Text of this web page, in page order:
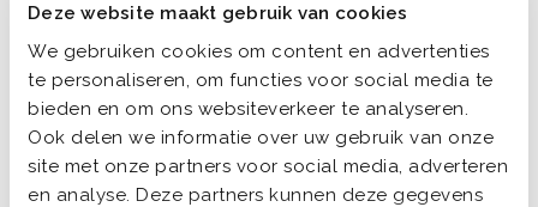
Deze website maakt gebruik van cookies
We gebruiken cookies om content en advertenties
te personaliseren, om functies voor social media te
bieden en om ons websiteverkeer te analyseren.
Ook delen we informatie over uw gebruik van onze
site met onze partners voor social media, adverteren
en analyse. Deze partners kunnen deze gegevens
zeggen (wist je dat je geen nee mag zeggen, ook niet
voor de grap?!), jullie handtekeningen zetten en 2
getuigen meenemen die hun handtekening zetten. Meer
Maar ik zie het veel. Bruidsparen die beginnen met een